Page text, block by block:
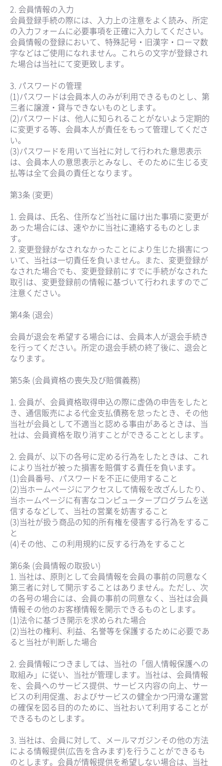
2. 会員情報の入力
会員登録手続の際には、入力上の注意をよく読み、所定
の入力フォームに必要事項を正確に入力してください。
会員情報の登録において、特殊記号・旧漢字・ローマ数
字などはご使用になれません。これらの文字が登録され
た場合は当社にて変更致します。
3. パスワードの管理
(1)パスワードは会員本人のみが利用できるものとし、第
三者に譲渡・貸与できないものとします。
(2)パスワードは、他人に知られることがないよう定期的
に変更する等、会員本人が責任をもって管理してくださ
い。
(3)パスワードを用いて当社に対して行われた意思表示
は、会員本人の意思表示とみなし、そのために生じる支
払等は全て会員の責任となります。
第3条 (変更)
1. 会員は、氏名、住所など当社に届け出た事項に変更が
あった場合には、速やかに当社に連絡するものとしま
す。
2. 変更登録がなされなかったことにより生じた損害につ
いて、当社は一切責任を負いません。また、変更登録が
なされた場合でも、変更登録前にすでに手続がなされた
取引は、変更登録前の情報に基づいて行われますのでご
注意ください。
第4条 (退会)
会員が退会を希望する場合には、会員本人が退会手続き
を行ってください。所定の退会手続の終了後に、退会と
なります。
第5条 (会員資格の喪失及び賠償義務)
1. 会員が、会員資格取得申込の際に虚偽の申告をしたと
き、通信販売による代金支払債務を怠ったとき、その他
当社が会員として不適当と認める事由があるときは、当
社は、会員資格を取り消すことができることとします。
2. 会員が、以下の各号に定める行為をしたときは、これ
により当社が被った損害を賠償する責任を負います。
(1)会員番号、パスワードを不正に使用すること
(2)当ホームページにアクセスして情報を改ざんしたり、
当ホームページに有害なコンピュータープログラムを送
信するなどして、当社の営業を妨害すること
(3)当社が扱う商品の知的所有権を侵害する行為をするこ
と
(4)その他、この利用規約に反する行為をすること
第6条 (会員情報の取扱い)
1. 当社は、原則として会員情報を会員の事前の同意なく
第三者に対して開示することはありません。ただし、次
の各号の場合には、会員の事前の同意なく、当社は会員
情報その他のお客様情報を開示できるものとします。
(1)法令に基づき開示を求められた場合
(2)当社の権利、利益、名誉等を保護するために必要であ
ると当社が判断した場合
2. 会員情報につきましては、当社の「個人情報保護への
取組み」に従い、当社が管理します。当社は、会員情報
を、会員へのサービス提供、サービス内容の向上、サー
ビスの利用促進、およびサービスの健全かつ円滑な運営
の確保を図る目的のために、当社おいて利用することが
できるものとします。
3. 当社は、会員に対して、メールマガジンその他の方法
による情報提供(広告を含みます)を行うことができるも
のとします。会員が情報提供を希望しない場合は、当社